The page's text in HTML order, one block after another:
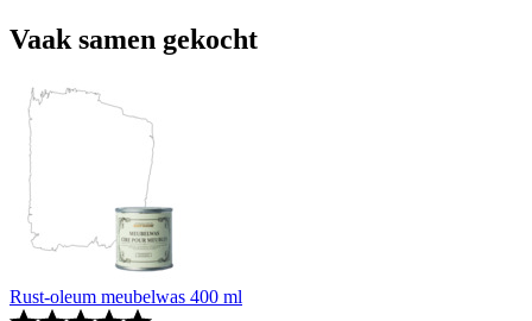
Vaak samen gekocht
Rust-oleum meubelwas 400 ml